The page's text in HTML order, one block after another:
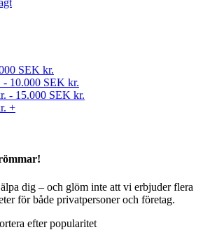
SEK kr.
- 10.000 SEK kr.
- 15.000 SEK kr.
+
dig – och glöm inte att vi erbjuder flera
för både privatpersoner och företag.
efter popularitet